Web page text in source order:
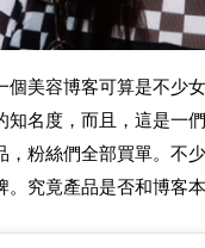
個美容博客可算是不少
知名度，而且，這是一
，粉絲們全部買單。不
。究竟產品是否和博客